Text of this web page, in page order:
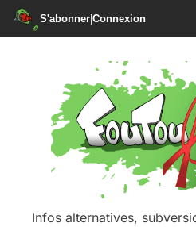
S'abonner|Connexion
Infos alternatives,